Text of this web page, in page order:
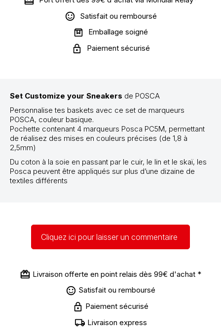
Satisfait ou remboursé
Emballage soigné
Paiement sécurisé
Set Customize your Sneakers de POSCA
Personnalise tes baskets avec ce set de marqueurs
POSCA, couleur basique.
Pochette contenant 4 marqueurs Posca PC5M, permettant
de réalisez des mises en couleurs précises (de 1,8 à
2,5mm)
Du coton à la soie en passant par le cuir, le lin et le skaï, les
Posca peuvent être appliqués sur plus d’une dizaine de
textiles différents
Cliquez ici pour laisser un commentaire
Livraison offerte en point relais dès 99€ d'achat *
Satisfait ou remboursé
Paiement sécurisé
Livraison express